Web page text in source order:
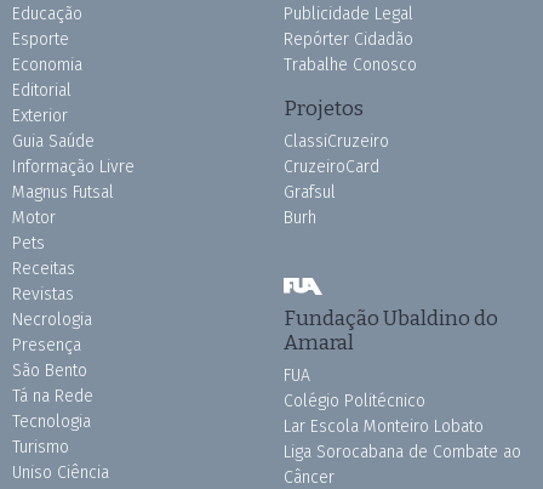
Educação
Esporte
Economia
Editorial
Exterior
Guia Saúde
Informação Livre
Magnus Futsal
Motor
Pets
Receitas
Revistas
Necrologia
Presença
São Bento
Tá na Rede
Tecnologia
Turismo
Uniso Ciência
Publicidade Legal
Repórter Cidadão
Trabalhe Conosco
Projetos
ClassiCruzeiro
CruzeiroCard
Grafsul
Burh
Fundação Ubaldino do
Amaral
FUA
Colégio Politécnico
Lar Escola Monteiro Lobato
Liga Sorocabana de Combate ao
Câncer